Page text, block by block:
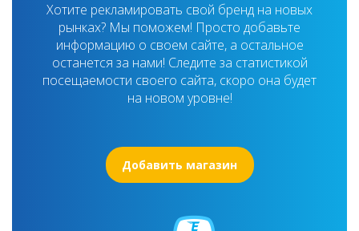
Хотите рекламировать свой бренд на новых
рынках? Мы поможем! Просто добавьте
информацию о своем сайте, а остальное
останется за нами! Следите за статистикой
посещаемости своего сайта, скоро она будет
на новом уровне!
Добавить магазин